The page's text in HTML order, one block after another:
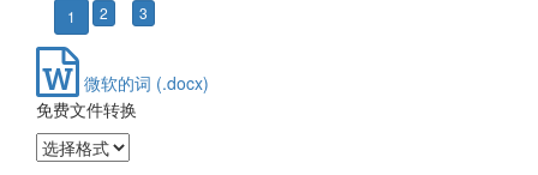
1 2 3
微软的词 (.docx)
免费文件转换